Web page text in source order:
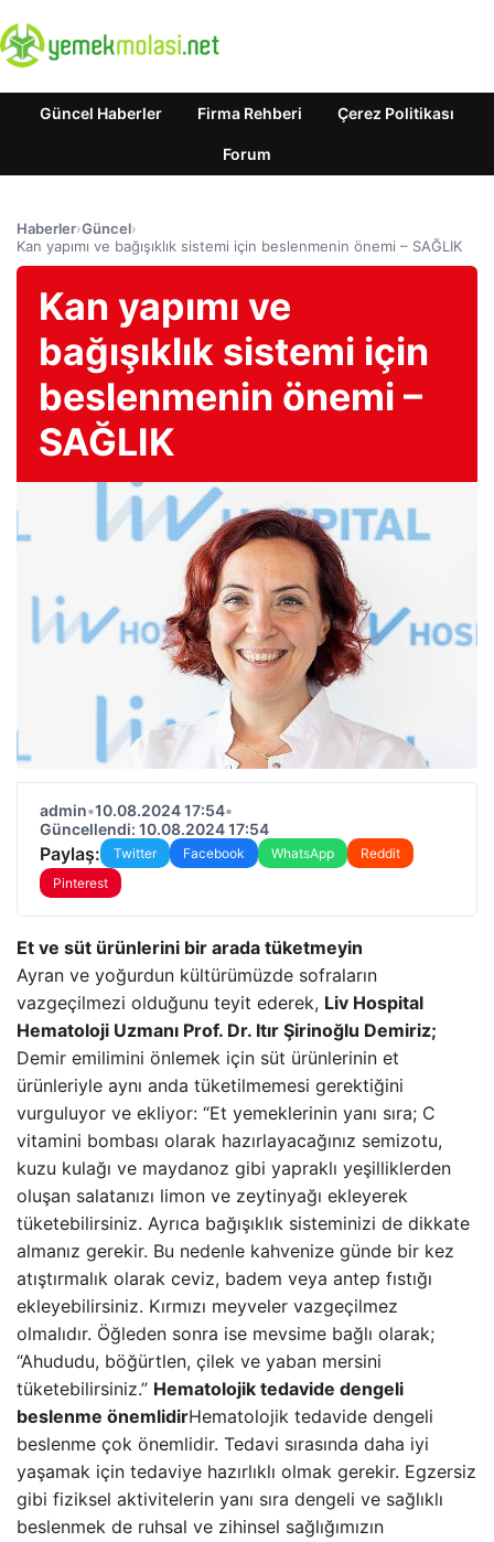
Güncel Haberler Firma Rehberi Çerez Politikası
Forum
Haberler›Güncel›
Kan yapımı ve bağışıklık sistemi için beslenmenin önemi – SAĞLIK
Kan yapımı ve
bağışıklık sistemi için
beslenmenin önemi –
SAĞLIK
admin•10.08.2024 17:54•
Güncellendi: 10.08.2024 17:54
Paylaş: Twitter Facebook WhatsApp
Reddit
Pinterest
Et ve süt ürünlerini bir arada tüketmeyin
Ayran ve yoğurdun kültürümüzde sofraların
vazgeçilmezi olduğunu teyit ederek, Liv Hospital
Hematoloji Uzmanı Prof. Dr. Itır Şirinoğlu Demiriz;
Demir emilimini önlemek için süt ürünlerinin et
ürünleriyle aynı anda tüketilmemesi gerektiğini
vurguluyor ve ekliyor: “Et yemeklerinin yanı sıra; C
vitamini bombası olarak hazırlayacağınız semizotu,
kuzu kulağı ve maydanoz gibi yapraklı yeşilliklerden
oluşan salatanızı limon ve zeytinyağı ekleyerek
tüketebilirsiniz. Ayrıca bağışıklık sisteminizi de dikkate
almanız gerekir. Bu nedenle kahvenize günde bir kez
atıştırmalık olarak ceviz, badem veya antep fıstığı
ekleyebilirsiniz. Kırmızı meyveler vazgeçilmez
olmalıdır. Öğleden sonra ise mevsime bağlı olarak;
“Ahududu, böğürtlen, çilek ve yaban mersini
tüketebilirsiniz.” Hematolojik tedavide dengeli
beslenme önemlidirHematolojik tedavide dengeli
beslenme çok önemlidir. Tedavi sırasında daha iyi
yaşamak için tedaviye hazırlıklı olmak gerekir. Egzersiz
gibi fiziksel aktivitelerin yanı sıra dengeli ve sağlıklı
beslenmek de ruhsal ve zihinsel sağlığımızın